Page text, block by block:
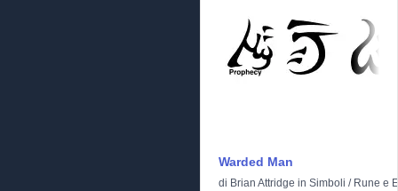
Warded Man
di Brian Attridge in Simboli / Rune e